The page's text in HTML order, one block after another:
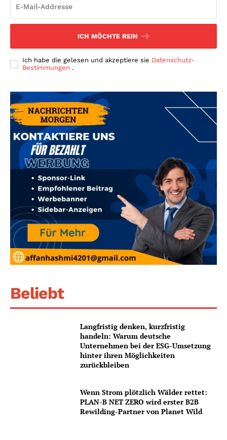
ICH MÖCHTE REIN
Ich habe die gelesen und akzeptiere sie Datenschutz-
Bestimmungen .
Beliebt
Langfristig denken, kurzfristig
handeln: Warum deutsche
Unternehmen bei der ESG-Umsetzung
hinter ihren Möglichkeiten
zurückbleiben
Wenn Strom plötzlich Wälder rettet:
PLAN-B NET ZERO wird erster B2B
Rewilding-Partner von Planet Wild